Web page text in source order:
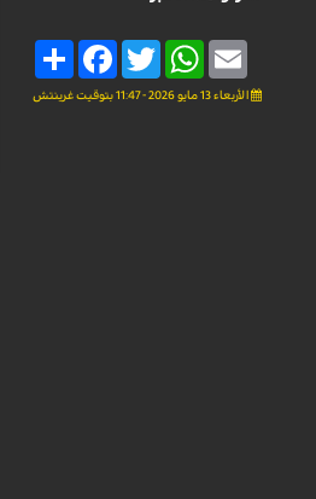
Share
FacebookTwitter
WhatsAppEmail
الأربعاء 13 مايو 2026 - 11:47 بتوقيت غرينتش